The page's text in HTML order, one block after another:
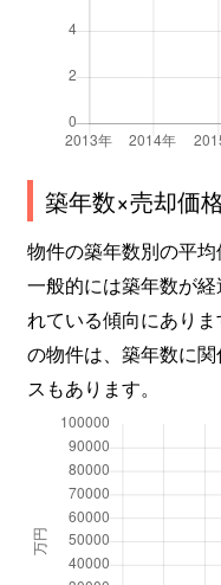
築年数×売却価
物件の築年数別の平均
一般的には築年数が
れている傾向にあり
の物件は、築年数に
スもあります。